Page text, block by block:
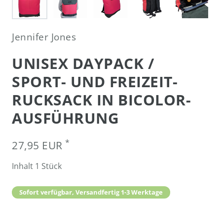
Jennifer Jones
UNISEX DAYPACK /
SPORT- UND FREIZEIT-
RUCKSACK IN BICOLOR-
AUSFÜHRUNG
27,95 EUR *
Inhalt 1 Stück
Sofort verfügbar, Versandfertig 1-3 Werktage